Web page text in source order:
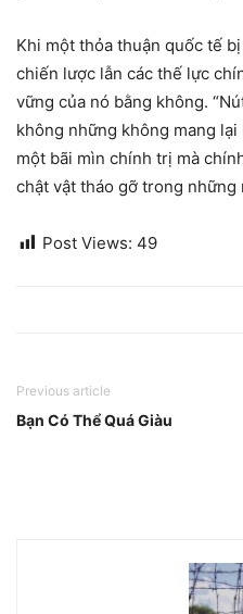
Khi một thỏa thuận quốc tế
chiến lược lẫn các thế lực
vững của nó bằng không.
không những không mang
một bãi mìn chính trị mà
chật vật tháo gỡ trong những
Post Views: 49
Previous article
Bạn Có Thể Quá Giàu